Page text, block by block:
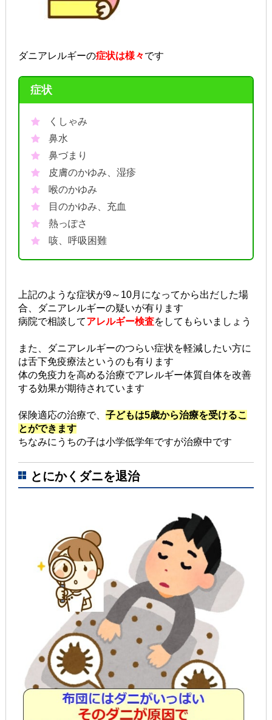
ダニアレルギーの症状は様々です
症状
くしゃみ
鼻水
鼻づまり
皮膚のかゆみ、湿疹
喉のかゆみ
目のかゆみ、充血
熱っぽさ
咳、呼吸困難
上記のような症状が9～10月になってから出だした場
合、ダニアレルギーの疑いが有ります
病院で相談してアレルギー検査をしてもらいましょう
また、ダニアレルギーのつらい症状を軽減したい方に
は舌下免疫療法というのも有ります
体の免疫力を高める治療でアレルギー体質自体を改善
する効果が期待されています
保険適応の治療で、 子どもは5歳から治療を受けるこ
とができます
ちなみにうちの子は小学低学年ですが治療中です
とにかくダニを退治